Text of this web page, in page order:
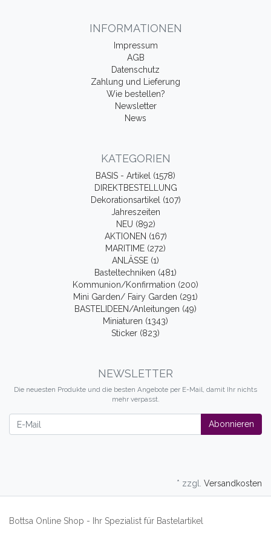
INFORMATIONEN
Impressum
AGB
Datenschutz
Zahlung und Lieferung
Wie bestellen?
Newsletter
News
KATEGORIEN
BASIS - Artikel (1578)
DIREKTBESTELLUNG
Dekorationsartikel (107)
Jahreszeiten
NEU (892)
AKTIONEN (167)
MARITIME (272)
ANLÄSSE (1)
Basteltechniken (481)
Kommunion/Konfirmation (200)
Mini Garden/ Fairy Garden (291)
BASTELIDEEN/Anleitungen (49)
Miniaturen (1343)
Sticker (823)
NEWSLETTER
Die neuesten Produkte und die besten Angebote per E-Mail, damit Ihr nichts
mehr verpasst.
Abonnieren
* zzgl. Versandkosten
Bottsa Online Shop - Ihr Spezialist für Bastelartikel